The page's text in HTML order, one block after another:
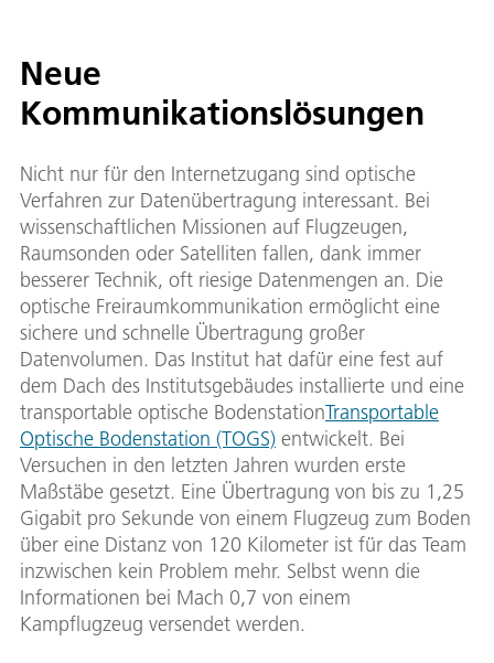
Neue
Kommunikationslösungen
Nicht nur für den Internetzugang sind optische
Verfahren zur Datenübertragung interessant. Bei
wissenschaftlichen Missionen auf Flugzeugen,
Raumsonden oder Satelliten fallen, dank immer
besserer Technik, oft riesige Datenmengen an. Die
optische Freiraumkommunikation ermöglicht eine
sichere und schnelle Übertragung großer
Datenvolumen. Das Institut hat dafür eine fest auf
dem Dach des Institutsgebäudes installierte und eine
transportable optische BodenstationTransportable
Optische Bodenstation (TOGS) entwickelt. Bei
Versuchen in den letzten Jahren wurden erste
Maßstäbe gesetzt. Eine Übertragung von bis zu 1,25
Gigabit pro Sekunde von einem Flugzeug zum Boden
über eine Distanz von 120 Kilometer ist für das Team
inzwischen kein Problem mehr. Selbst wenn die
Informationen bei Mach 0,7 von einem
Kampflugzeug versendet werden.